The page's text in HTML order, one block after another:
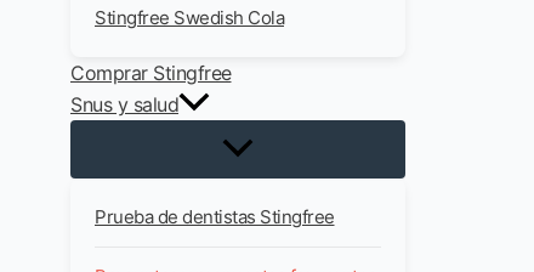
Stingfree Swedish Cola
Comprar Stingfree
Snus y salud
Prueba de dentistas Stingfree